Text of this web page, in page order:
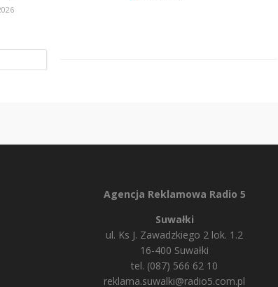
Agencja Reklamowa Radio 5
Suwałki
ul. Ks J. Zawadzkiego 2 lok. 1.2
16-400 Suwałki
tel. (087) 566 62 10
reklama.suwalki@radio5.com.pl